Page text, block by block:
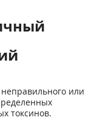
или
токсинов.